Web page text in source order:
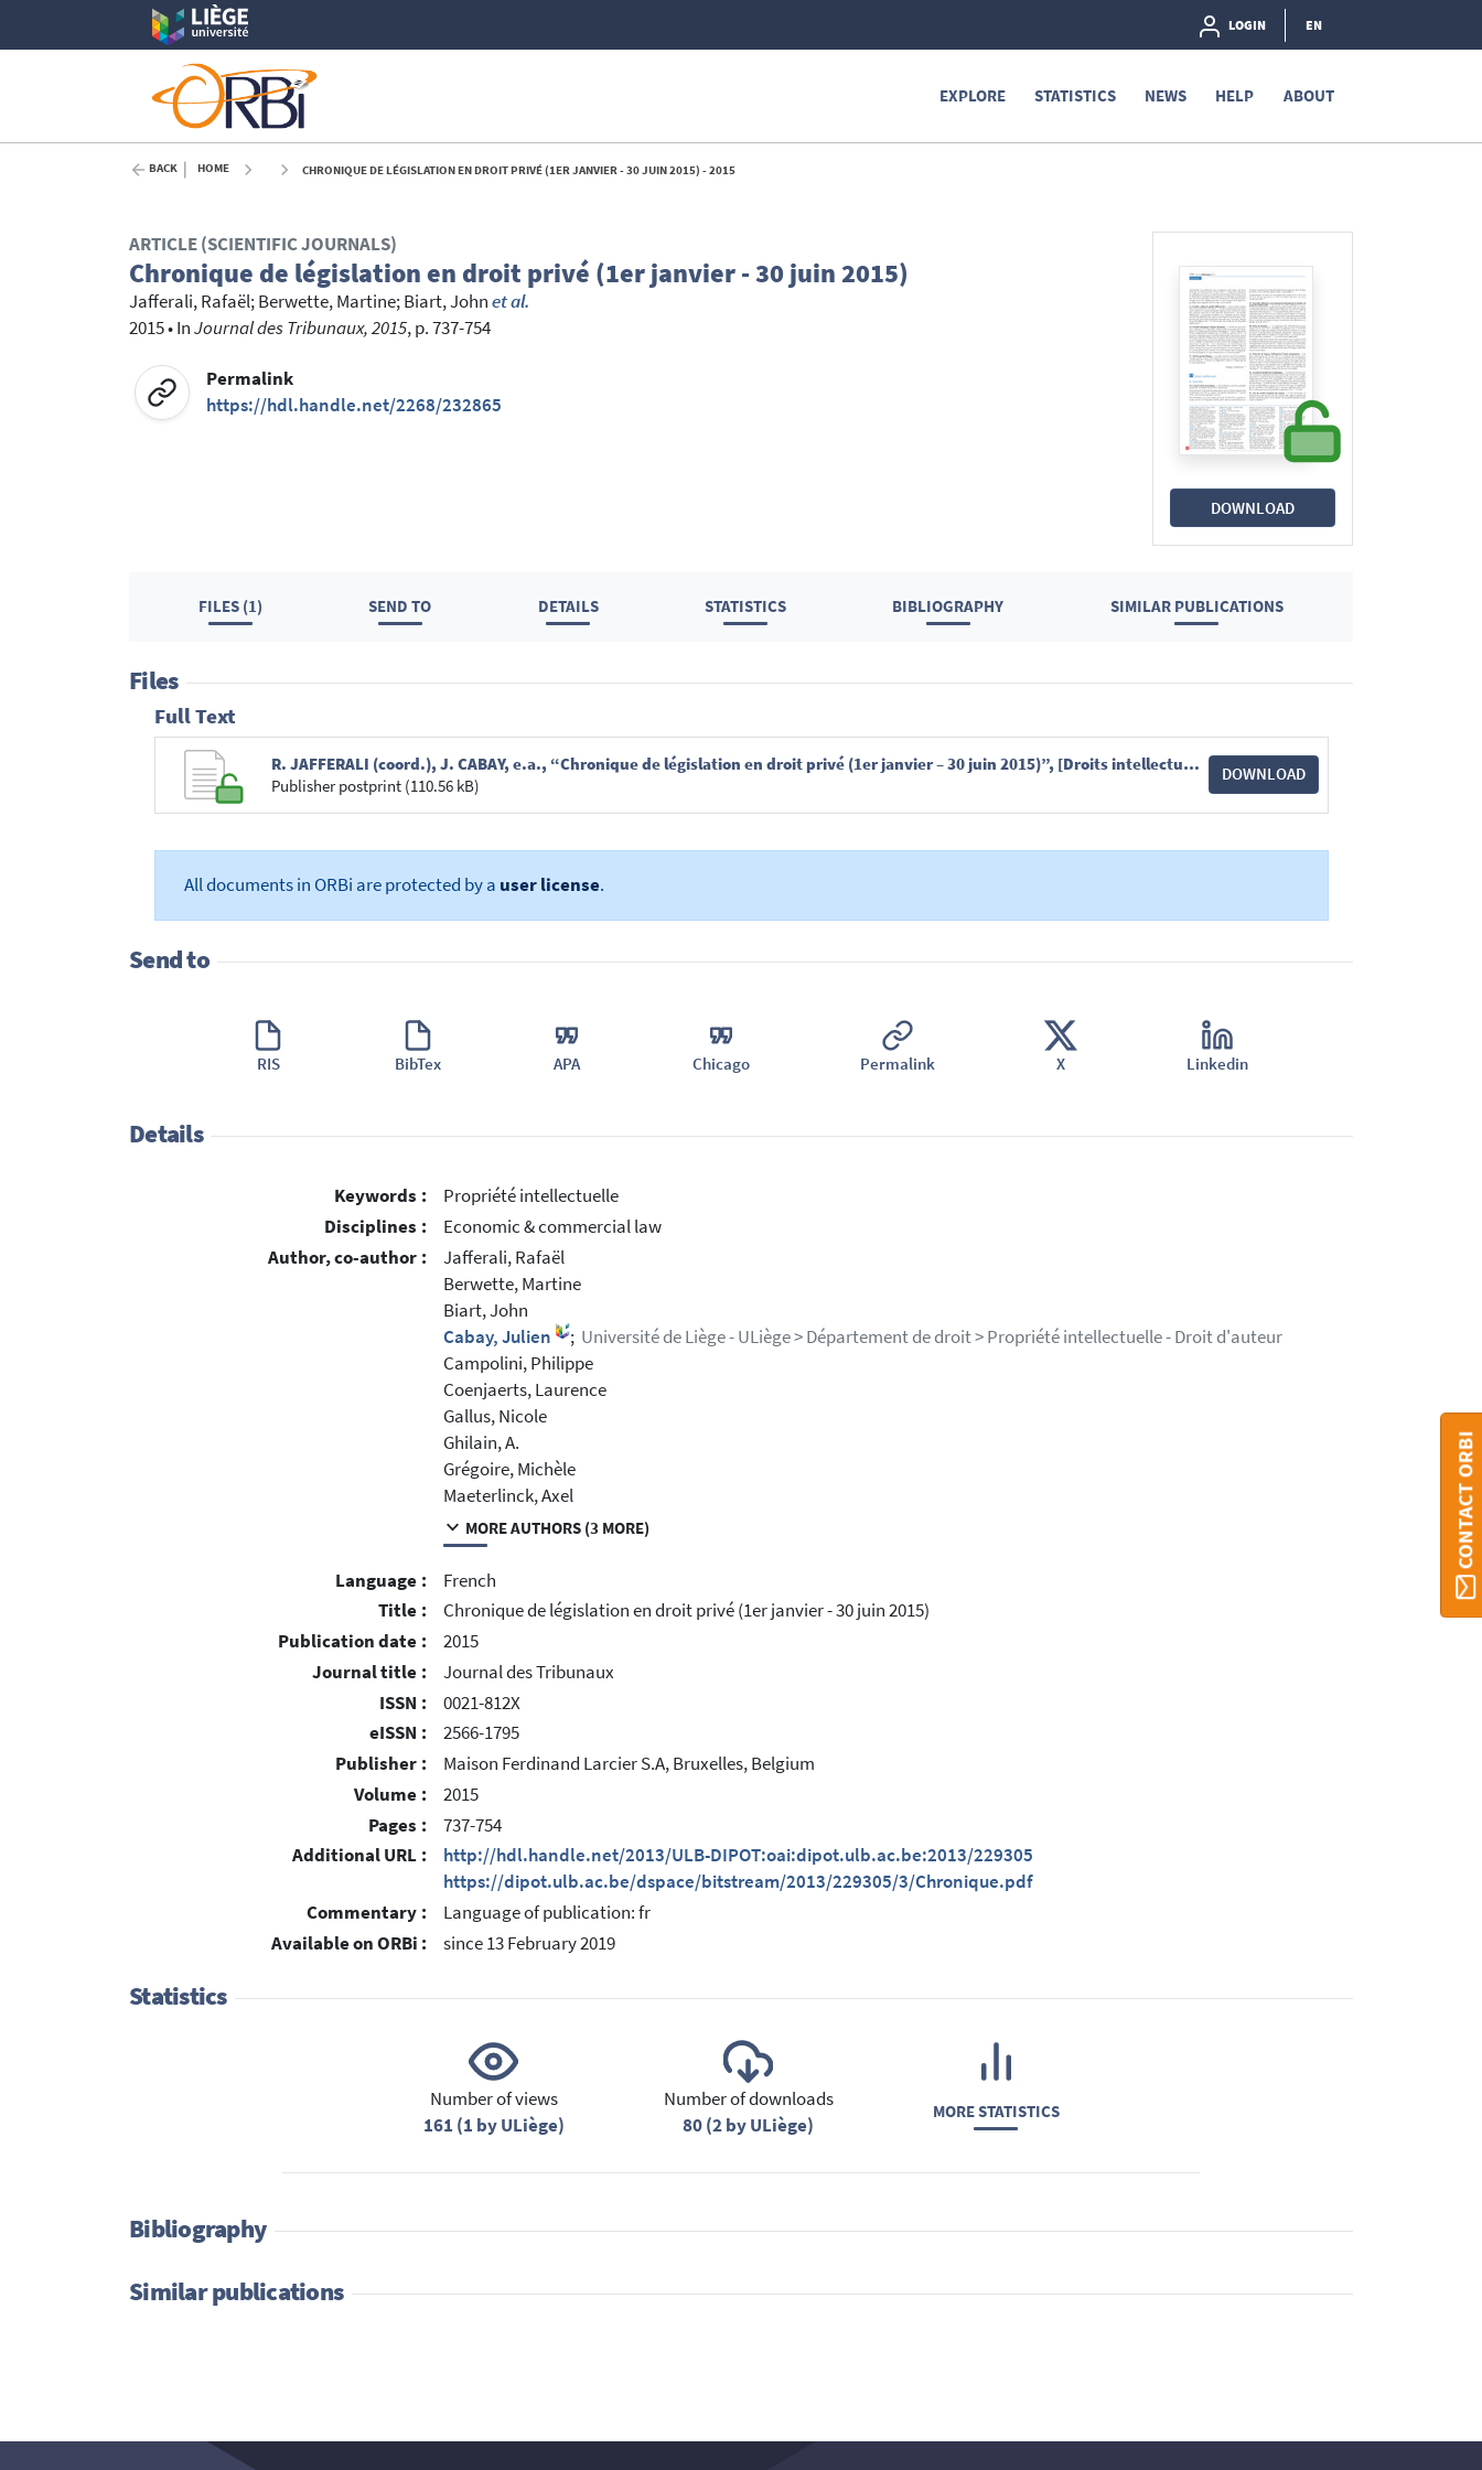
LOGIN EN
EXPLORE STATISTICS NEWS HELP ABOUT
BACK HOME CHRONIQUE DE LÉGISLATION EN DROIT PRIVÉ (1ER JANVIER - 30 JUIN 2015) - 2015
DOWNLOAD
ARTICLE (SCIENTIFIC JOURNALS)
Chronique de législation en droit privé (1er janvier - 30 juin 2015)
Jafferali, Rafaël;Berwette, Martine;Biart, Johnet al.
2015•InJournal des Tribunaux, 2015, p. 737-754
Permalink
https://hdl.handle.net/2268/232865
FILES (1) SEND TO DETAILS STATISTICS BIBLIOGRAPHY SIMILAR PUBLICATIONS
Files
Full Text
R. JAFFERALI (coord.), J. CABAY, e.a., “Chronique de législation en droit privé (1er janvier – 30 juin 2015)”, [Droits intellectuels], J.T., 2015, pp. 737-754, spéc. pp. 748-750.pdf
Publisher postprint (110.56 kB)
DOWNLOAD
All documents in ORBi are protected by a user license.
Send to
RIS BibTex APA Chicago Permalink X Linkedin
Details
Keywords :
Propriété intellectuelle
Disciplines :
Economic & commercial law
Author, co-author :
Jafferali, Rafaël
Berwette, Martine
Biart, John
Cabay, Julien
; Université de Liège - ULiège > Département de droit > Propriété intellectuelle - Droit d'auteur
Campolini, Philippe
Coenjaerts, Laurence
Gallus, Nicole
Ghilain, A.
Grégoire, Michèle
Maeterlinck, Axel
MORE AUTHORS (3 MORE)
Language :
French
Title :
Chronique de législation en droit privé (1er janvier - 30 juin 2015)
Publication date :
2015
Journal title :
Journal des Tribunaux
ISSN :
0021-812X
eISSN :
2566-1795
Publisher :
Maison Ferdinand Larcier S.A, Bruxelles, Belgium
Volume :
2015
Pages :
737-754
Additional URL :
http://hdl.handle.net/2013/ULB-DIPOT:oai:dipot.ulb.ac.be:2013/229305
https://dipot.ulb.ac.be/dspace/bitstream/2013/229305/3/Chronique.pdf
Commentary :
Language of publication: fr
Available on ORBi :
since 13 February 2019
Statistics
Number of views
161 (1 by ULiège)
Number of downloads
80 (2 by ULiège)
MORE STATISTICS
Bibliography
Similar publications
CONTACT ORBI